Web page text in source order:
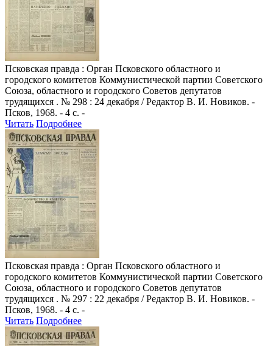
Псковская правда : Орган Псковского областного и
городского комитетов Коммунистической партии Советского
Союза, областного и городского Советов депутатов
трудящихся . № 298 : 24 декабря / Редактор В. И. Новиков. -
Псков, 1968. - 4 с. -
Читать Подробнее
Псковская правда : Орган Псковского областного и
городского комитетов Коммунистической партии Советского
Союза, областного и городского Советов депутатов
трудящихся . № 297 : 22 декабря / Редактор В. И. Новиков. -
Псков, 1968. - 4 с. -
Читать Подробнее